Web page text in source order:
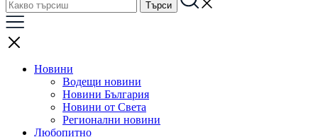
Новини
Водещи новини
Новини България
Новини от Света
Регионални новини
Любопитно